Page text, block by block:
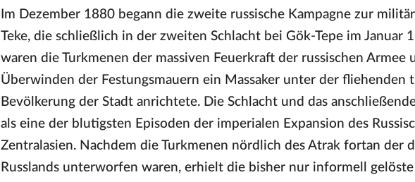
Im Dezember 1880 begann die zweite russische Kampagne zur
Teke, die schließlich in der zweiten Schlacht bei Gök-Tepe im Januar
waren die Turkmenen der massiven Feuerkraft der russischen Armee
Überwinden der Festungsmauern ein Massaker unter der fliehenden
Bevölkerung der Stadt anrichtete. Die Schlacht und das
als eine der blutigsten Episoden der imperialen Expansion des
Zentralasien. Nachdem die Turkmenen nördlich des Atrak fortan der
Russlands unterworfen waren, erhielt die bisher nur informell gelöste